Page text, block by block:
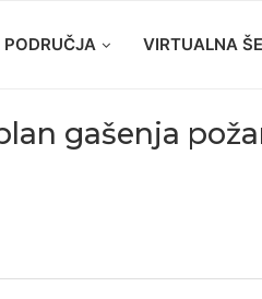
VIRTUALNA
gašenja